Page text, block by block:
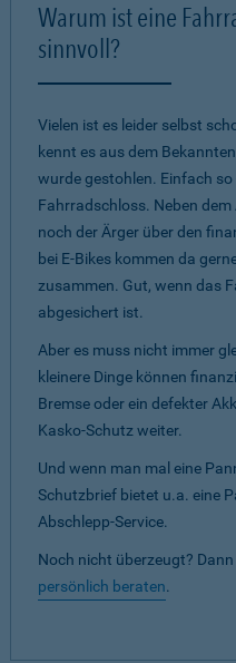
Warum ist eine
sinnvoll?
Vielen ist es leider selbst
kennt es aus dem
wurde gestohlen. Einfach
Fahrradschloss. Neben
noch der Ärger über den
bei E-Bikes kommen da
zusammen. Gut, wenn das
abgesichert ist.
Aber es muss nicht immer
kleinere Dinge können
Bremse oder ein defekter
Kasko-Schutz weiter.
Und wenn man mal eine
Schutzbrief bietet u.a. eine
Abschlepp-Service.
Noch nicht überzeugt?
persönlich beraten.